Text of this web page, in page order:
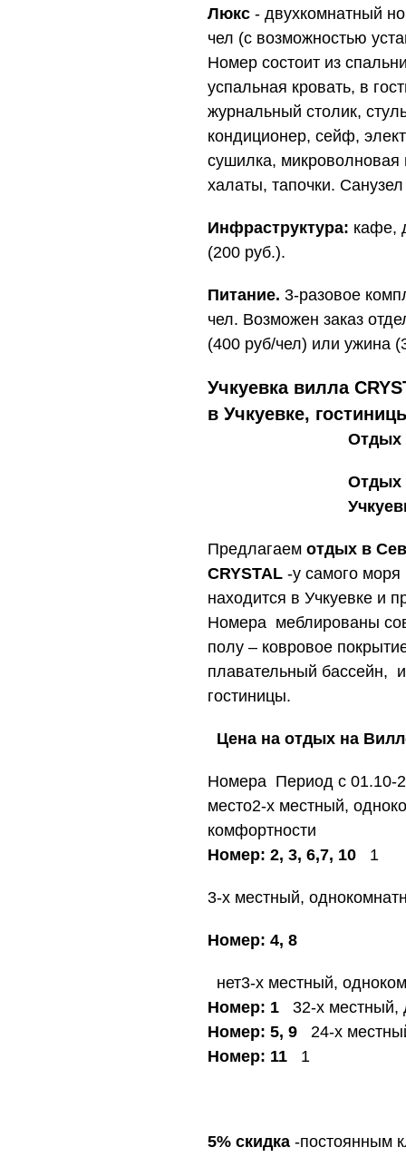
Люкс - двухкомнатный
чел (с возможностью
Номер состоит из
успальная кровать, в
журнальный столик,
кондиционер, сейф,
сушилка, микроволновая
халаты, тапочки.
Инфраструктура: кафе,
(200 руб.).
Питание. 3-разовое
чел. Возможен заказ
(400 руб/чел) или ужина
Учкуевка вилла
в Учкуевке,
Отдых
Отдых
Предлагаем отдых в
CRYSTAL -у самого
находится в Учкуевке и
Номера меблированы
полу – ковровое
плавательный бассейн,
гостиницы.
Цена на отдых на
Номера Период с 01.10-
место2-х местный,
комфортности
Номер: 2, 3, 6,7, 10
1
3-х местный,
Номер: 4, 8
нет3-х местный,
Номер: 1
32-х местный,
Номер: 5, 9
24-х
Номер: 11
1
5% скидка -постоянным